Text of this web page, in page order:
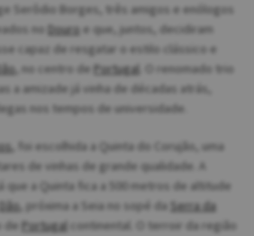
Serôdio Borges, três amigos e enólogos
no Douro e que, juntos, decidiram
capaz de resgatar o estilo clássico e
, no centro de Portugal . O renomado trio
a amizade já vinha de décadas atrás,
nos tempos de universidade.
, foi escolhida a Quinta do Corujão, uma
de vinhas de grande qualidade. A
a Quinta fica a 500 metros de altitude
Dão, próxima a Seia no sopé da Serra da
de Portugal continental. O terroir da região